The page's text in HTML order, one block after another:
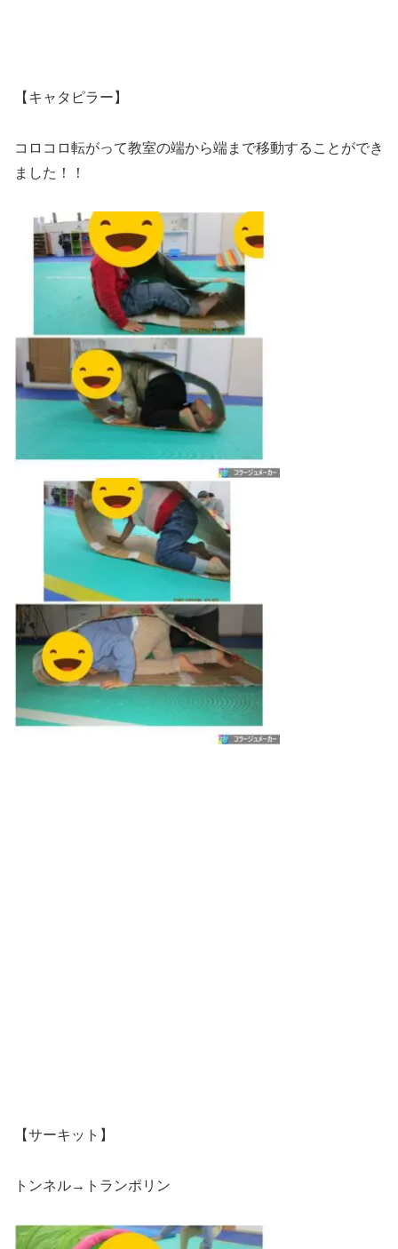
【キャタピラー】
コロコロ転がって教室の端から端まで移動することができ
ました！！
【サーキット】
トンネル→トランポリン